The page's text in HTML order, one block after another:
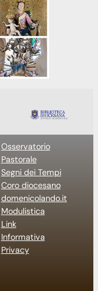
Osservatorio
Pastorale
Segni dei Tempi
Coro diocesano
domenicolando.it
Modulistica
Link
Informativa
Privacy